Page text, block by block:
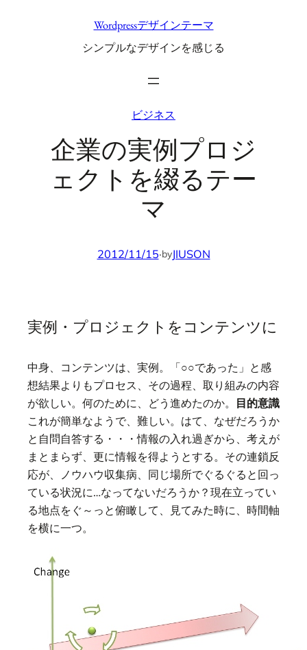
Wordpressデザインテーマ
シンプルなデザインを感じる
ビジネス
企業の実例プロジ
ェクトを綴るテー
マ
2012/11/15·byJIUSON
実例・プロジェクトをコンテンツに
中身、コンテンツは、実例。「○○であった」と感
想結果よりもプロセス、その過程、取り組みの内容
が欲しい。何のために、どう進めたのか。 目的意識
これが簡単なようで、難しい。はて、なぜだろうか
と自問自答する・・・情報の入れ過ぎから、考えが
まとまらず、更に情報を得ようとする。その連鎖反
応が、ノウハウ収集病、同じ場所でぐるぐると回っ
ている状況に…なってないだろうか？現在立ってい
る地点をぐ～っと俯瞰して、見てみた時に、時間軸
を横に一つ。